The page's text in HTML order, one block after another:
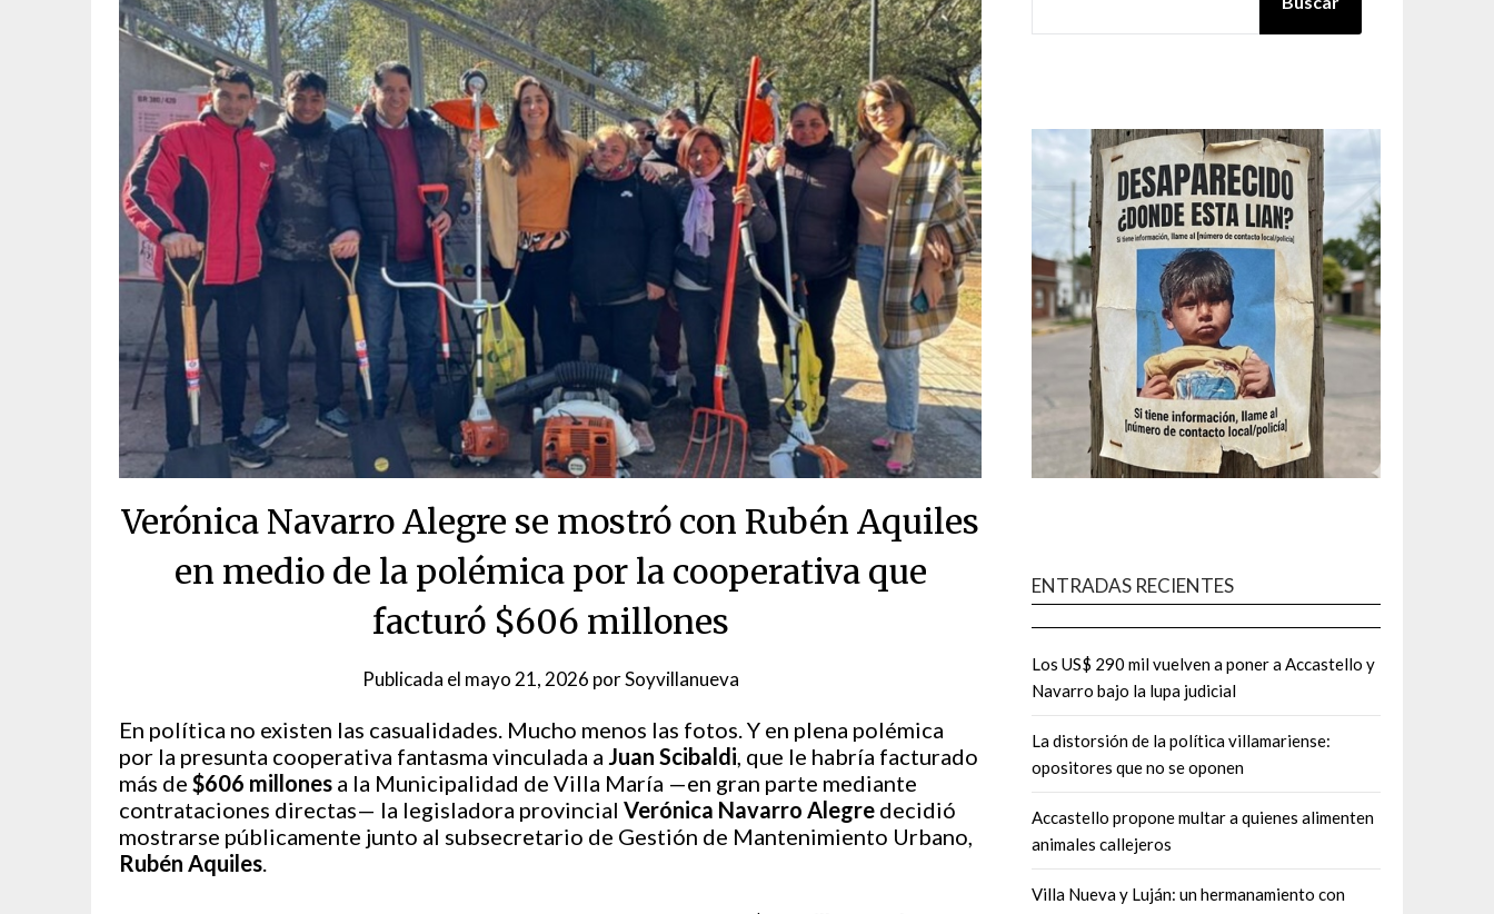
Verónica Navarro Alegre se mostró con Rubén Aquiles
en medio de la polémica por la cooperativa que
facturó $606 millones
Publicada el mayo 21, 2026 porSoyvillanueva
En política no existen las casualidades. Mucho menos las fotos. Y en plena polémica
por la presunta cooperativa fantasma vinculada a Juan Scibaldi, que le habría facturado
más de $606 millones a la Municipalidad de Villa María —en gran parte mediante
contrataciones directas— la legisladora provincial Verónica Navarro Alegre decidió
mostrarse públicamente junto al subsecretario de Gestión de Mantenimiento Urbano,
Rubén Aquiles.
ENTRADAS RECIENTES
Los US$ 290 mil vuelven a poner a Accastello y
Navarro bajo la lupa judicial
La distorsión de la política villamariense:
opositores que no se oponen
Accastello propone multar a quienes alimenten
animales callejeros
Villa Nueva y Luján: un hermanamiento con